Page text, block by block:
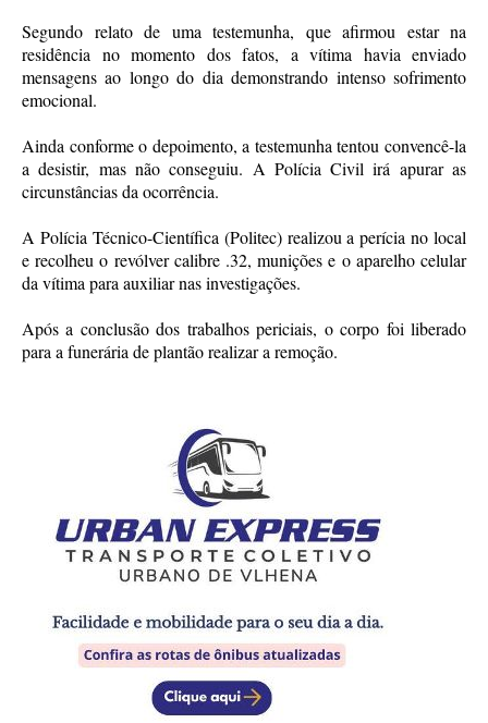
Segundo relato de uma testemunha, que afirmou estar na
residência no momento dos fatos, a vítima havia enviado
mensagens ao longo do dia demonstrando intenso sofrimento
emocional.
Ainda conforme o depoimento, a testemunha tentou convencê-la
a desistir, mas não conseguiu. A Polícia Civil irá apurar as
circunstâncias da ocorrência.
A Polícia Técnico-Científica (Politec) realizou a perícia no local
e recolheu o revólver calibre .32, munições e o aparelho celular
da vítima para auxiliar nas investigações.
Após a conclusão dos trabalhos periciais, o corpo foi liberado
para a funerária de plantão realizar a remoção.